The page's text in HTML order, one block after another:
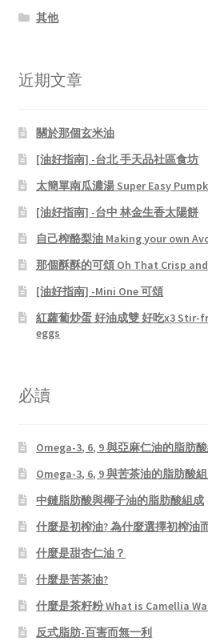
其他
近期文章
關於那個玄米油
[油好指南] -台北 手天品社區食坊
太簡單南瓜濃湯 Super Easy
[油好指南] -台中 林金生香太陽餅
自己榨酪梨油 Making your own
那個酥酥的可頌 Oh That Crisp
[油好指南] -Mini One 可頌
紅蘿蔔炒蛋 好油成雙 好吃x3
eggs
必讀
Omega-3, 6, 9 與亞麻仁油的脂肪
Omega-3, 6, 9 與苦茶油的脂肪酸
中鏈脂肪酸與椰子油的脂肪酸組成
什麼是初榨油? 為什麼選擇初榨油
什麼是甜杏仁油？
什麼是苦茶油?
什麼是茶籽粉 What is Camellia
反式脂肪-百害而無一利